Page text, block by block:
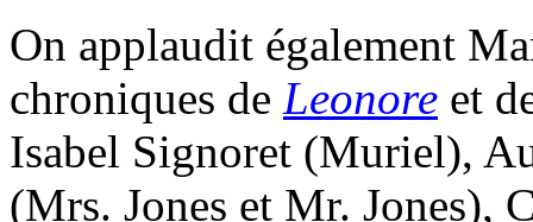
On applaudit également
chroniques de Leonore et
Isabel Signoret (Muriel),
(Mrs. Jones et Mr. Jones),